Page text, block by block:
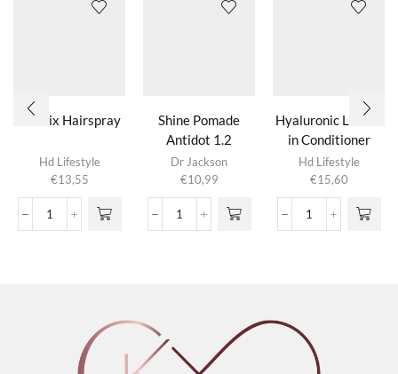
Eco Fix Hairspray
Hd Lifestyle
€13,55
Eco
Shine Pomade
Antidot 1.2
Dr Jackson
€10,99
Shine
Hyaluronic Leave-
in Conditioner
Hd Lifestyle
€15,60
Hyaluronic